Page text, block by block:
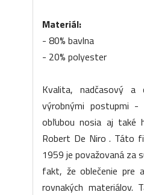
Materiál:
- 80% bavlna
- 20% polyester
Kvalita, nadčasový a
výrobnými postupmi
obľubou nosia aj také
Robert De Niro . Táto
1959 je považovaná za
fakt, že oblečenie pre
rovnakých